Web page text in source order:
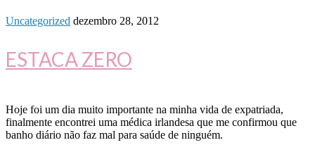
Uncategorized dezembro 28, 2012
ESTACA ZERO
Hoje foi um dia muito importante na minha vida de expatriada,
finalmente encontrei uma médica irlandesa que me confirmou que
banho diário não faz mal para saúde de ninguém.